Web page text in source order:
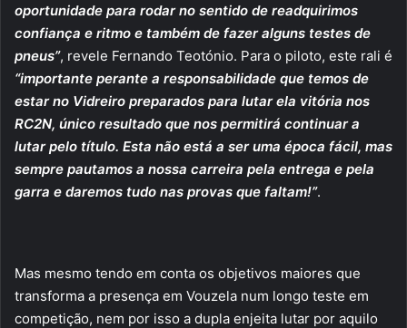
oportunidade para rodar no sentido de readquirimos
confiança e ritmo e também de fazer alguns testes de
pneus”, revele Fernando Teotónio. Para o piloto, este rali é
“importante perante a responsabilidade que temos de
estar no Vidreiro preparados para lutar ela vitória nos
RC2N, único resultado que nos permitirá continuar a
lutar pelo título. Esta não está a ser uma época fácil, mas
sempre pautamos a nossa carreira pela entrega e pela
garra e daremos tudo nas provas que faltam!”.
Mas mesmo tendo em conta os objetivos maiores que
transforma a presença em Vouzela num longo teste em
competição, nem por isso a dupla enjeita lutar por aquilo